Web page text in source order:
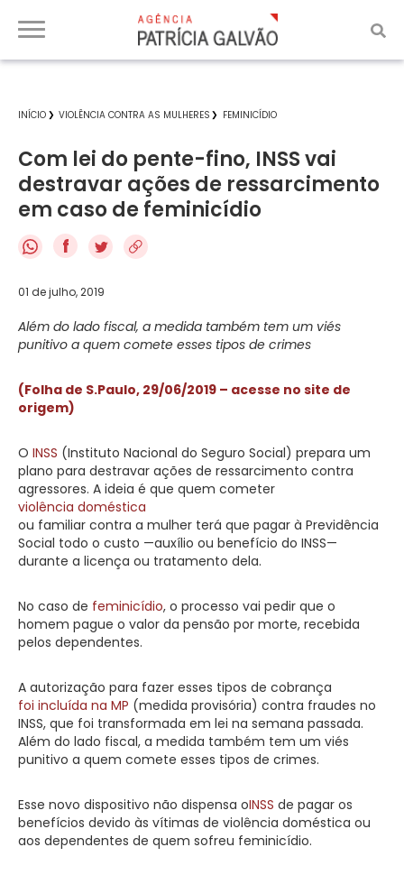
INÍCIO VIOLÊNCIA CONTRA AS MULHERES FEMINICÍDIO
Com lei do pente-fino, INSS vai
destravar ações de ressarcimento
em caso de feminicídio
f
01 de julho, 2019
Além do lado fiscal, a medida também tem um viés
punitivo a quem comete esses tipos de crimes
(Folha de S.Paulo, 29/06/2019 – acesse no site de
origem)
O INSS (Instituto Nacional do Seguro Social) prepara um
plano para destravar ações de ressarcimento contra
agressores. A ideia é que quem cometer
violência doméstica
ou familiar contra a mulher terá que pagar à Previdência
Social todo o custo —auxílio ou benefício do INSS—
durante a licença ou tratamento dela.
No caso de feminicídio, o processo vai pedir que o
homem pague o valor da pensão por morte, recebida
pelos dependentes.
A autorização para fazer esses tipos de cobrança
foi incluída na MP (medida provisória) contra fraudes no
INSS, que foi transformada em lei na semana passada.
Além do lado fiscal, a medida também tem um viés
punitivo a quem comete esses tipos de crimes.
Esse novo dispositivo não dispensa oINSS de pagar os
benefícios devido às vítimas de violência doméstica ou
aos dependentes de quem sofreu feminicídio.